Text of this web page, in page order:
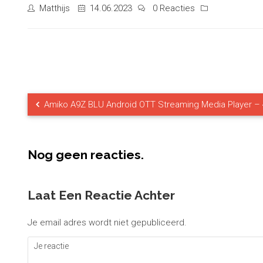
Matthijs 14.06.2023 0 Reacties
Amiko A9Z BLU Android OTT Streaming Media Player –
Nog geen reacties.
Laat Een Reactie Achter
Je email adres wordt niet gepubliceerd.